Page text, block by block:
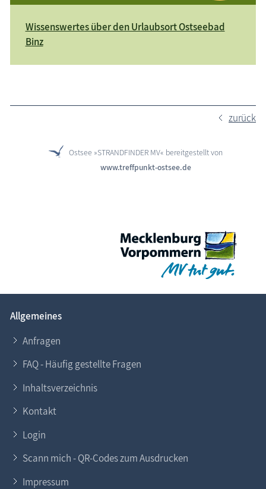
Wissenswertes über den Urlaubsort Ostseebad
Binz
zurück
Ostsee »STRANDFINDER MV« bereitgestellt von
www.treffpunkt-ostsee.de
Allgemeines
Anfragen
FAQ - Häufig gestellte Fragen
Inhaltsverzeichnis
Kontakt
Login
Scann mich - QR-Codes zum Ausdrucken
Impressum